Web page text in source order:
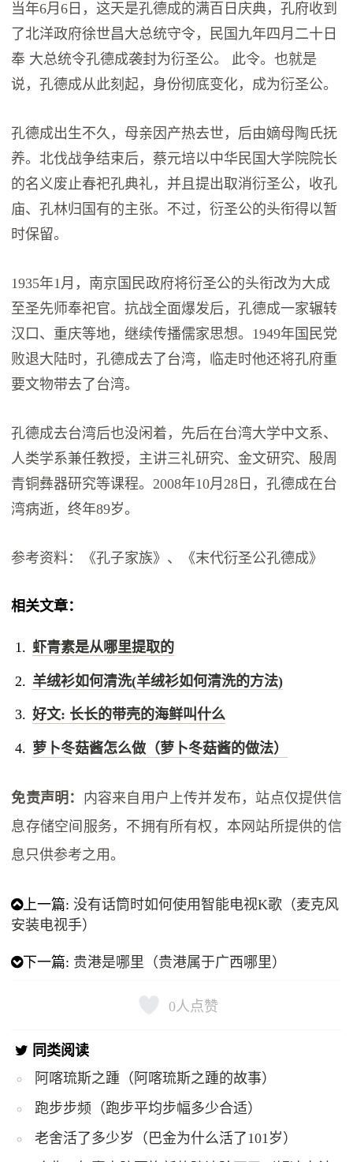
当年6月6日，这天是孔德成的满百日庆典，孔府收到
了北洋政府徐世昌大总统守令，民国九年四月二十日
奉 大总统令孔德成袭封为衍圣公。 此令。也就是
说，孔德成从此刻起，身份彻底变化，成为衍圣公。
孔德成出生不久，母亲因产热去世，后由嫡母陶氏抚
养。北伐战争结束后，蔡元培以中华民国大学院院长
的名义废止春祀孔典礼，并且提出取消衍圣公，收孔
庙、孔林归国有的主张。不过，衍圣公的头衔得以暂
时保留。
1935年1月，南京国民政府将衍圣公的头衔改为大成
至圣先师奉祀官。抗战全面爆发后，孔德成一家辗转
汉口、重庆等地，继续传播儒家思想。1949年国民党
败退大陆时，孔德成去了台湾，临走时他还将孔府重
要文物带去了台湾。
孔德成去台湾后也没闲着，先后在台湾大学中文系、
人类学系兼任教授，主讲三礼研究、金文研究、殷周
青铜彝器研究等课程。2008年10月28日，孔德成在台
湾病逝，终年89岁。
参考资料：《孔子家族》、《末代衍圣公孔德成》
相关文章：
虾青素是从哪里提取的
羊绒衫如何清洗(羊绒衫如何清洗的方法)
好文: 长长的带壳的海鲜叫什么
萝卜冬菇酱怎么做（萝卜冬菇酱的做法）
免责声明： 内容来自用户上传并发布，站点仅提供信
息存储空间服务，不拥有所有权，本网站所提供的信
息只供参考之用。
上一篇:没有话筒时如何使用智能电视K歌（麦克风
安装电视手）
下一篇: 贵港是哪里（贵港属于广西哪里）
0人点赞
同类阅读
阿喀琉斯之踵（阿喀琉斯之踵的故事）
跑步步频（跑步平均步幅多少合适）
老舍活了多少岁（巴金为什么活了101岁）